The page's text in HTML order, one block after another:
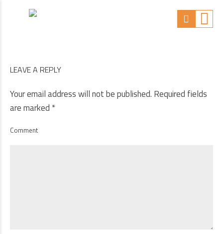
LEAVE A REPLY
Your email address will not be published. Required fields
are marked *
Comment